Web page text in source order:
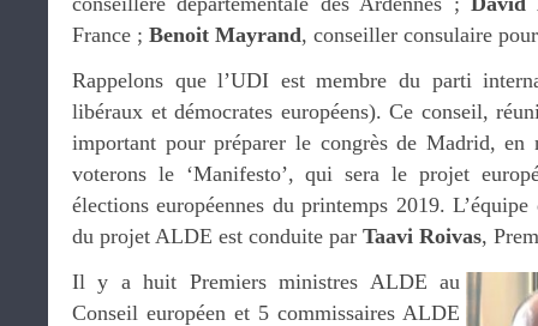
France ; Benoit Mayrand, conseiller consulaire
Rappelons que l’UDI est membre du parti
libéraux et démocrates européens). Ce conseil,
important pour préparer le congrès de Madrid, en
voterons le ‘Manifesto’, qui sera le projet
élections européennes du printemps 2019.
du projet ALDE est conduite par Taavi Roivas,
Il y a huit Premiers ministres ALDE au
Conseil européen et 5 commissaires ALDE